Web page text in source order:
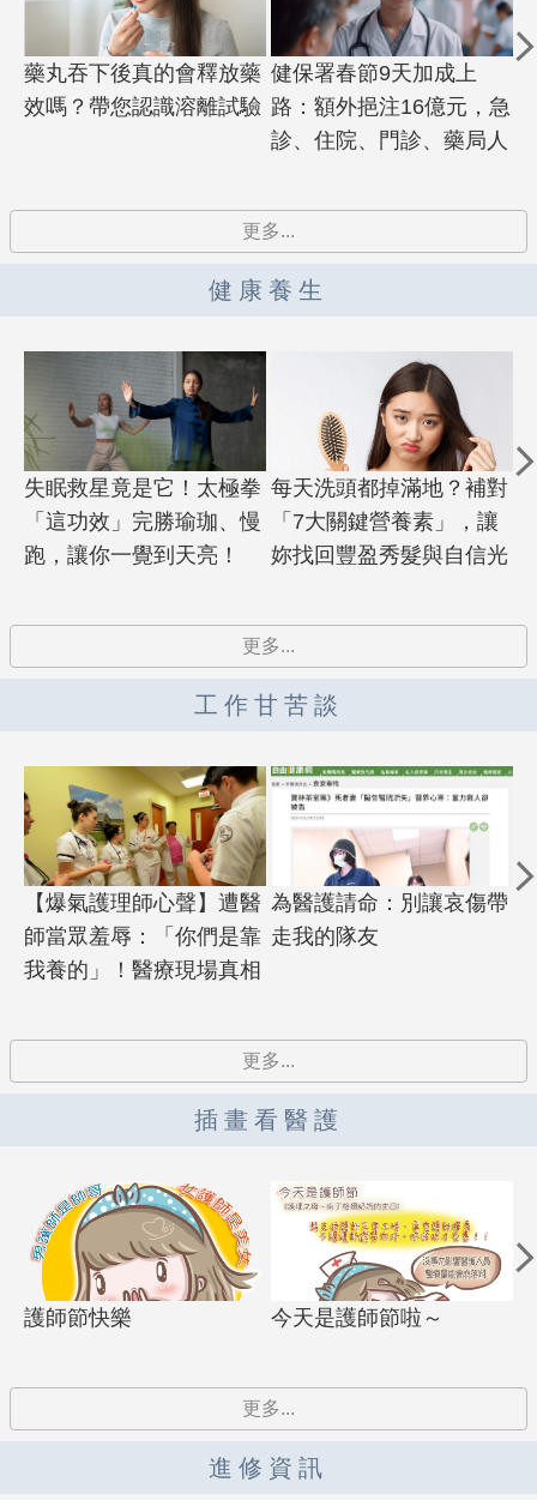
藥丸吞下後真的會釋放藥
效嗎？帶您認識溶離試驗
健保署春節9天加成上
路：額外挹注16億元，急
診、住院、門診、藥局人
更多...
健康養生
失眠救星竟是它！太極拳
「這功效」完勝瑜珈、慢
跑，讓你一覺到天亮！
每天洗頭都掉滿地？補對
「7大關鍵營養素」，讓
妳找回豐盈秀髮與自信光
更多...
工作甘苦談
【爆氣護理師心聲】遭醫
師當眾羞辱：「你們是靠
我養的」！醫療現場真相
為醫護請命：別讓哀傷帶
走我的隊友
更多...
插畫看醫護
護師節快樂 今天是護師節啦～
更多...
進修資訊